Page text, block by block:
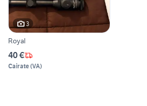
3
Royal
40 €
Cairate(VA)